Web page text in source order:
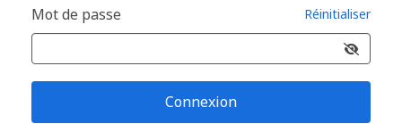
Mot de passe Réinitialiser
Connexion